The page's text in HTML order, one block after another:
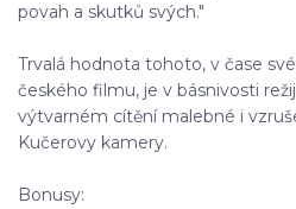
povah a skutků svých."
Trvalá hodnota tohoto, v čase
českého filmu, je v básnivosti
výtvarném cítění malebné i
Kučerovy kamery.
Bonusy: